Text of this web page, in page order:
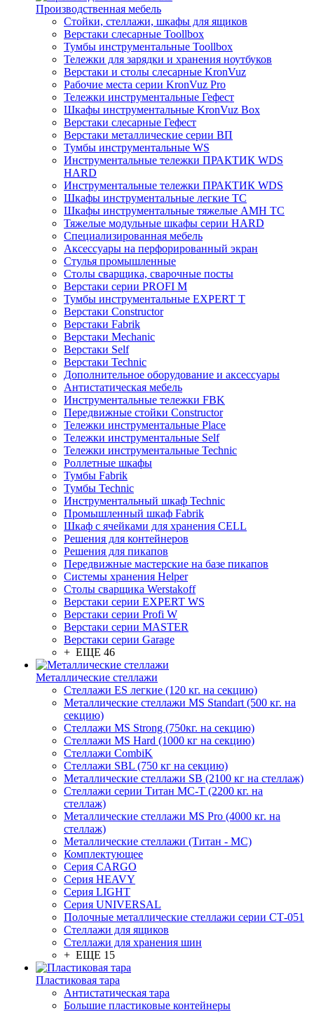
Производственная мебель
Стойки, стеллажи, шкафы для ящиков
Верстаки слесарные Toollbox
Тумбы инструментальные Toollbox
Тележки для зарядки и хранения ноутбуков
Верстаки и столы слесарные KronVuz
Рабочие места серии KronVuz Pro
Тележки инструментальные Гефест
Шкафы инструментальные KronVuz Box
Верстаки слесарные Гефест
Верстаки металлические серии ВП
Тумбы инструментальные WS
Инструментальные тележки ПРАКТИК WDS
HARD
Инструментальные тележки ПРАКТИК WDS
Шкафы инструментальные легкие ТС
Шкафы инструментальные тяжелые AMH TC
Тяжелые модульные шкафы серии HARD
Cпециализированная мебель
Аксессуары на перфорированный экран
Стулья промышленные
Столы сварщика, сварочные посты
Верстаки серии PROFI M
Тумбы инструментальные EXPERT T
Верстаки Constructor
Верстаки Fabrik
Верстаки Mechanic
Верстаки Self
Верстаки Technic
Дополнительное оборудование и аксессуары
Антистатическая мебель
Инструментальные тележки FBK
Передвижные стойки Constructor
Тележки инструментальные Place
Тележки инструментальные Self
Тележки инструментальные Technic
Роллетные шкафы
Тумбы Fabrik
Тумбы Technic
Инструментальный шкаф Technic
Промышленный шкаф Fabrik
Шкаф с ячейками для хранения CELL
Решения для контейнеров
Решения для пикапов
Передвижные мастерские на базе пикапов
Системы хранения Helper
Столы сварщика Werstakoff
Верстаки серии EXPERT WS
Верстаки серии Profi W
Верстаки серии MASTER
Верстаки серии Garage
+ ЕЩЕ 46
Металлические стеллажи
Стеллажи ES легкие (120 кг. на секцию)
Металлические стеллажи MS Standart (500 кг. на
секцию)
Стеллажи MS Strong (750кг. на секцию)
Стеллажи MS Hard (1000 кг на секцию)
Стеллажи CombiK
Стеллажи SBL (750 кг на секцию)
Металлические стеллажи SB (2100 кг на стеллаж)
Стеллажи серии Титан МС-Т (2200 кг. на
стеллаж)
Металлические стеллажи MS Pro (4000 кг. на
стеллаж)
Металлические стеллажи (Титан - МС)
Комплектующее
Серия CARGO
Серия HEAVY
Серия LIGHT
Серия UNIVERSAL
Полочные металлические стеллажи серии СТ-051
Стеллажи для ящиков
Стеллажи для хранения шин
+ ЕЩЕ 15
Пластиковая тара
Антистатическая тара
Большие пластиковые контейнеры